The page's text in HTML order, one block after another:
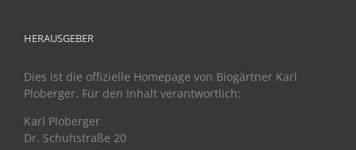
HERAUSGEBER
Dies ist die offizielle Homepage von Biogärtner Karl
Ploberger. Für den Inhalt verantwortlich:
Karl Ploberger
Dr. Schuhstraße 20